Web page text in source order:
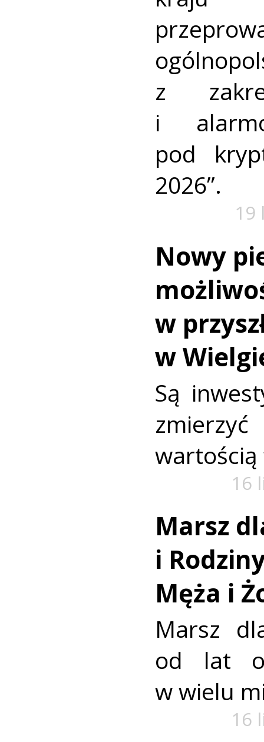
z
i
pod
2026”.
19
Nowy
w
w
Są
16
Marsz
i
Męża i
Marsz
od lat
w wielu
16